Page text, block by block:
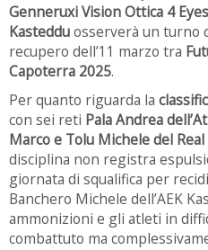
Genneruxi Vision Ottica 4
Kastedduosserverà un turno
recupero dell’11 marzo tra
Capoterra 2025.
Per quanto riguarda la
con sei reti Pala Andrea
Marco e Tolu Michele del
disciplina non registra
giornata di squalifica per
Banchero Michele dell’AEK
ammonizioni e gli atleti in
combattuto ma